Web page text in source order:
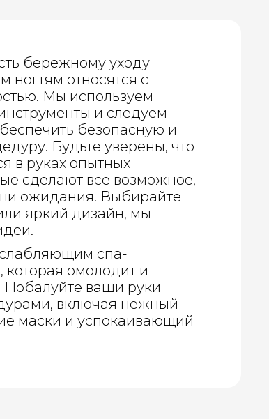
бережному уходу
ногтям относятся с
Мы используем
и следуем
безопасную и
Будьте уверены, что
в руках опытных
сделают все возможное,
ожидания. Выбирайте
яркий дизайн, мы
спа-
омолодит и
Побалуйте ваши руки
включая нежный
маски и успокаивающий